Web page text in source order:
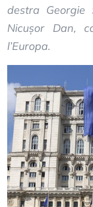
destra
Nicușor Dan,
l’Europa.